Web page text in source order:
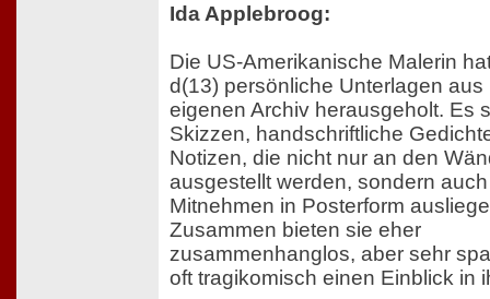
Ida Applebroog:
Die US-Amerikanische Malerin
d(13) persönliche Unterlagen aus
eigenen Archiv herausgeholt. Es
Skizzen, handschriftliche
Notizen, die nicht nur an den
ausgestellt werden, sondern
Mitnehmen in Posterform
Zusammen bieten sie eher
zusammenhanglos, aber sehr
oft tragikomisch einen Einblick in